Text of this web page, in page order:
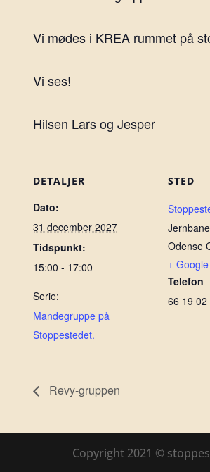
Vi mødes i KREA rummet på
Vi ses!
Hilsen Lars og Jesper
DETALJER
Dato:
31 december 2027
Tidspunkt:
15:00 - 17:00
Serie:
Mandegruppe på
Stoppestedet.
STED
Odense
+
Telefon
66 19 02
Revy-gruppen
Copyright 2021 ©